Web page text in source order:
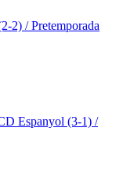
2) / Pretemporada
Espanyol (3-1) /